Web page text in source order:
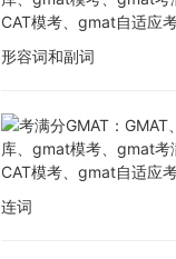
形容词和副词
连词